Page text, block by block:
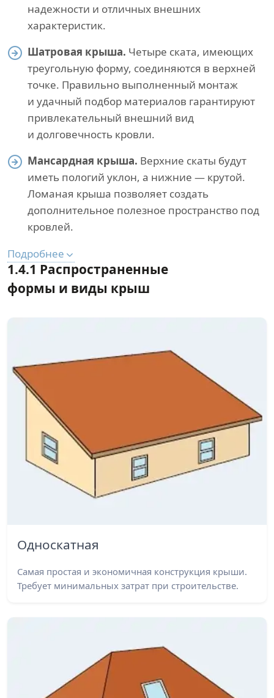
надежности и отличных внешних
характеристик.
Шатровая крыша. Четыре ската, имеющих
треугольную форму, соединяются в верхней
точке. Правильно выполненный монтаж
и удачный подбор материалов гарантируют
привлекательный внешний вид
и долговечность кровли.
Мансардная крыша. Верхние скаты будут
иметь пологий уклон, а нижние — крутой.
Ломаная крыша позволяет создать
дополнительное полезное пространство под
кровлей.
Подробнее
1.4.1 Распространенные
формы и виды крыш
Односкатная
Самая простая и экономичная конструкция крыши.
Требует минимальных затрат при строительстве.